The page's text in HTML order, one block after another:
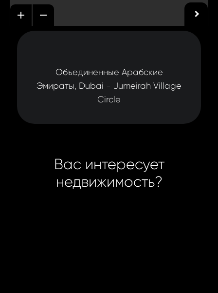
Объединенные Арабские
Эмираты, Dubai - Jumeirah Village
Circle
Вас интересует
недвижимость?